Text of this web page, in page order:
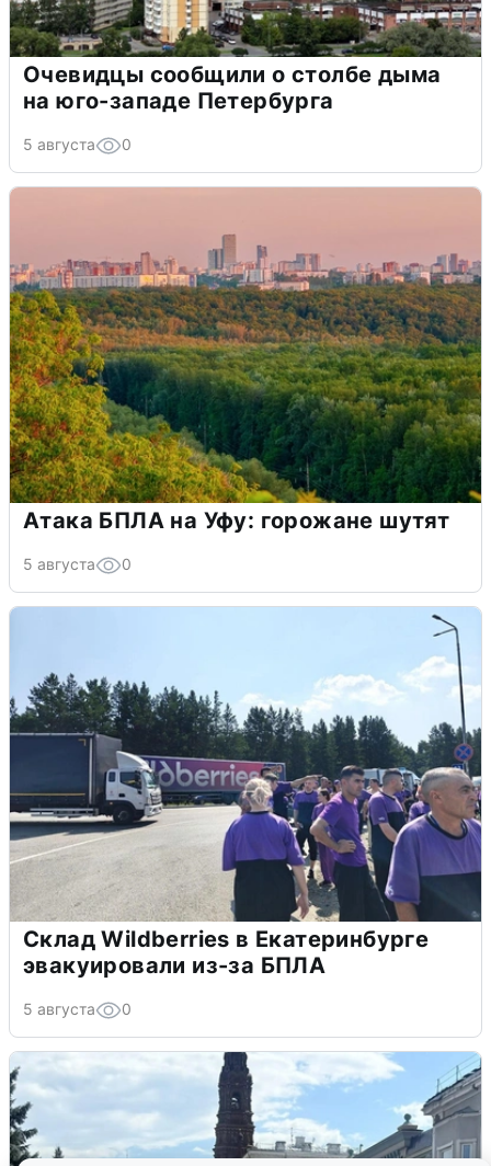
Очевидцы сообщили о столбе дыма
на юго-западе Петербурга
5 августа 0
Атака БПЛА на Уфу: горожане шутят
5 августа 0
Склад Wildberries в Екатеринбурге
эвакуировали из-за БПЛА
5 августа 0